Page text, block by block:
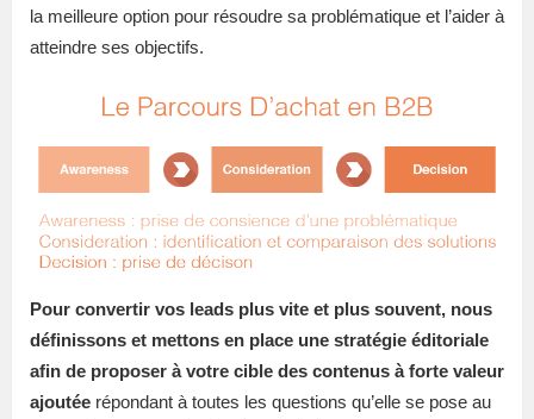
la meilleure option pour résoudre sa problématique et l’aider à
atteindre ses objectifs.
Pour convertir vos leads plus vite et plus souvent, nous
définissons et mettons en place une stratégie éditoriale
afin de proposer à votre cible des contenus à forte valeur
ajoutée répondant à toutes les questions qu’elle se pose au